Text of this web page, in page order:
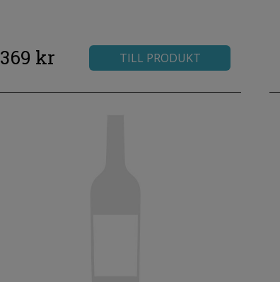
369 kr TILL PRODUKT